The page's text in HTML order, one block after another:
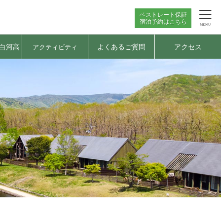
ベストレート保証
宿泊予約はこちら
MENU
河高 アクティビティ よくあるご質問 アクセス